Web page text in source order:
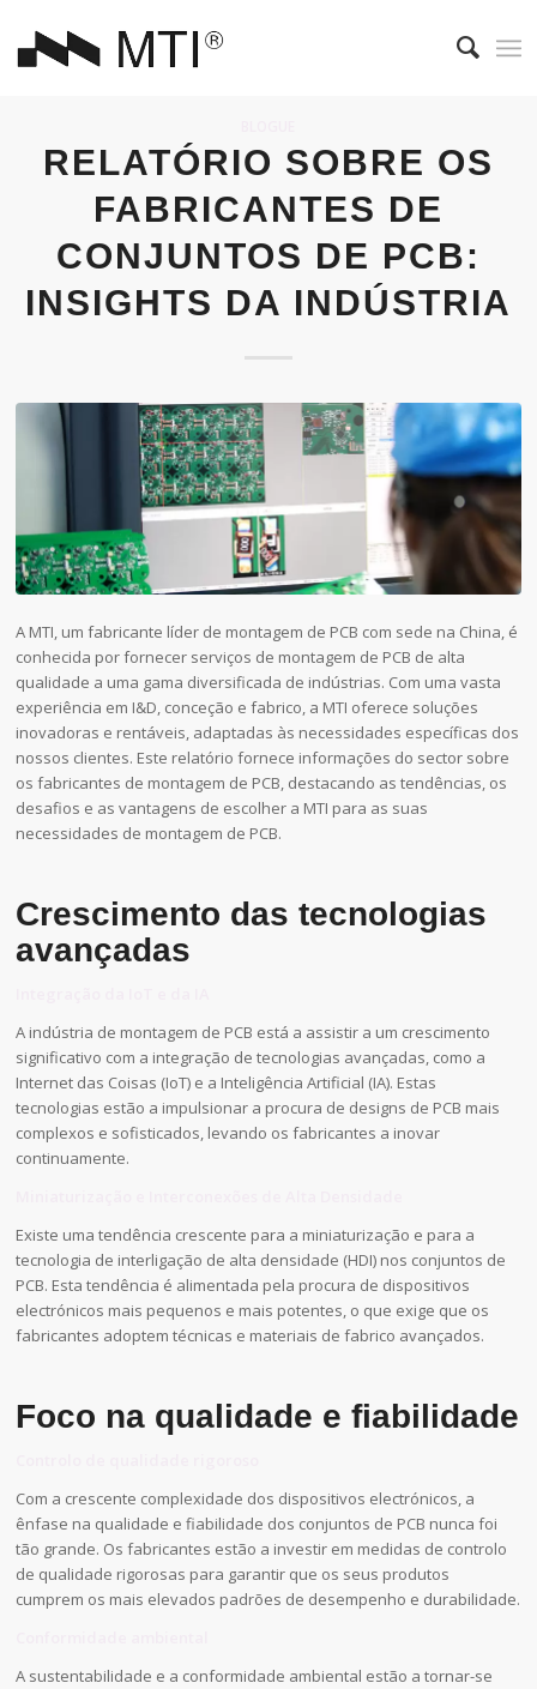
RELATÓRIO SOBRE OS
FABRICANTES DE
CONJUNTOS DE PCB:
INSIGHTS DA INDÚSTRIA
A MTI, um fabricante líder de montagem de PCB com sede na China, é
conhecida por fornecer serviços de montagem de PCB de alta
qualidade a uma gama diversificada de indústrias. Com uma vasta
experiência em I&D, conceção e fabrico, a MTI oferece soluções
inovadoras e rentáveis, adaptadas às necessidades específicas dos
nossos clientes. Este relatório fornece informações do sector sobre
os fabricantes de montagem de PCB, destacando as tendências, os
desafios e as vantagens de escolher a MTI para as suas
necessidades de montagem de PCB.
Crescimento das tecnologias
avançadas
A indústria de montagem de PCB está a assistir a um crescimento
significativo com a integração de tecnologias avançadas, como a
Internet das Coisas (IoT) e a Inteligência Artificial (IA). Estas
tecnologias estão a impulsionar a procura de designs de PCB mais
complexos e sofisticados, levando os fabricantes a inovar
continuamente.
Existe uma tendência crescente para a miniaturização e para a
tecnologia de interligação de alta densidade (HDI) nos conjuntos de
PCB. Esta tendência é alimentada pela procura de dispositivos
electrónicos mais pequenos e mais potentes, o que exige que os
fabricantes adoptem técnicas e materiais de fabrico avançados.
Foco na qualidade e fiabilidade
Com a crescente complexidade dos dispositivos electrónicos, a
ênfase na qualidade e fiabilidade dos conjuntos de PCB nunca foi
tão grande. Os fabricantes estão a investir em medidas de controlo
de qualidade rigorosas para garantir que os seus produtos
cumprem os mais elevados padrões de desempenho e durabilidade.
A sustentabilidade e a conformidade ambiental estão a tornar-se